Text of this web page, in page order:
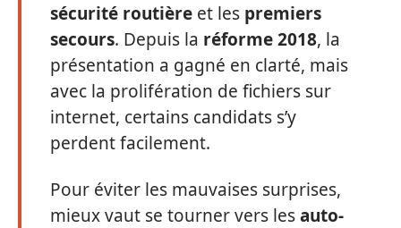
sécurité routière et les premiers
secours. Depuis la réforme 2018, la
présentation a gagné en clarté, mais
avec la prolifération de fichiers sur
internet, certains candidats s’y
perdent facilement.
Pour éviter les mauvaises surprises,
mieux vaut se tourner vers lesauto-